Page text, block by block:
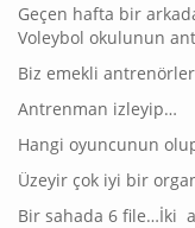
Geçen hafta bir
Voleybol okulunun
Biz emekli
Antrenman izleyip…
Hangi oyuncunun
Üzeyir çok iyi bir
Bir sahada 6 file…İki